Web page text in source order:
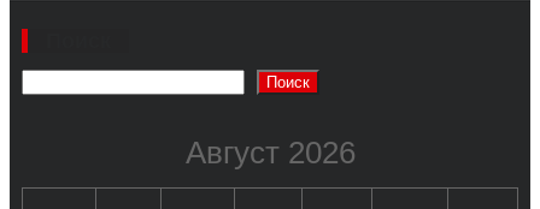
Поиск
Август 2026